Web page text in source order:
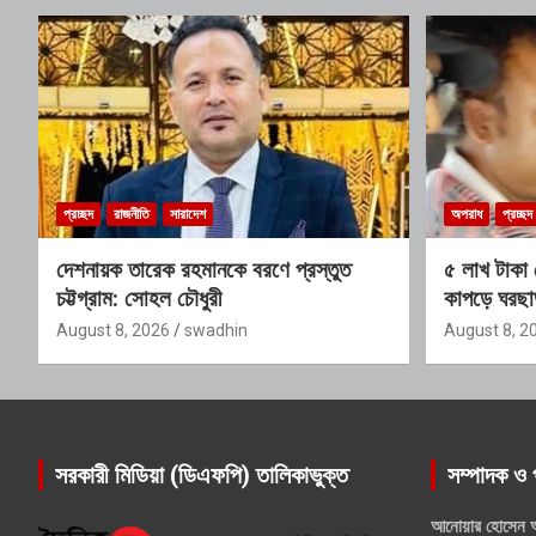
প্রচ্ছদ রাজনীতি সারাদেশ
দেশনায়ক তারেক রহমানকে বরণে প্রস্তুত
চট্টগ্রাম: সোহল চৌধুরী
August 8, 2026 swadhin
অপরাধ প্রচ্ছদ
৫ লাখ
কাপড়ে
স্বামী
August 8,
সরকারী মিডিয়া (ডিএফপি) তালিকাভুক্ত সম্পাদক ও
আনোয়ার হোসেন